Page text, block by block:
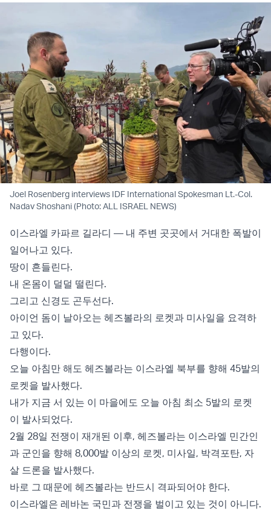
Joel Rosenberg interviews IDF International Spokesman Lt.-Col.
Nadav Shoshani (Photo: ALL ISRAEL NEWS)
이스라엘 카파르 길라디 — 내 주변 곳곳에서 거대한 폭발이
일어나고 있다.
땅이 흔들린다.
내 온몸이 덜덜 떨린다.
그리고 신경도 곤두선다.
아이언 돔이 날아오는 헤즈볼라의 로켓과 미사일을 요격하
고 있다.
다행이다.
오늘 아침만 해도 헤즈볼라는 이스라엘 북부를 향해 45발의
로켓을 발사했다.
내가 지금 서 있는 이 마을에도 오늘 아침 최소 5발의 로켓
이 발사되었다.
2월 28일 전쟁이 재개된 이후, 헤즈볼라는 이스라엘 민간인
과 군인을 향해 8,000발 이상의 로켓, 미사일, 박격포탄, 자
살 드론을 발사했다.
바로 그 때문에 헤즈볼라는 반드시 격파되어야 한다.
이스라엘은 레바논 국민과 전쟁을 벌이고 있는 것이 아니다.